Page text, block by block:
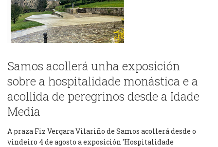
Samos acollerá unha exposición
sobre a hospitalidade monástica e a
acollida de peregrinos desde a Idade
Media
A praza Fiz Vergara Vilariño de Samos acollerá desde o
vindeiro 4 de agosto a exposición 'Hospitalidade